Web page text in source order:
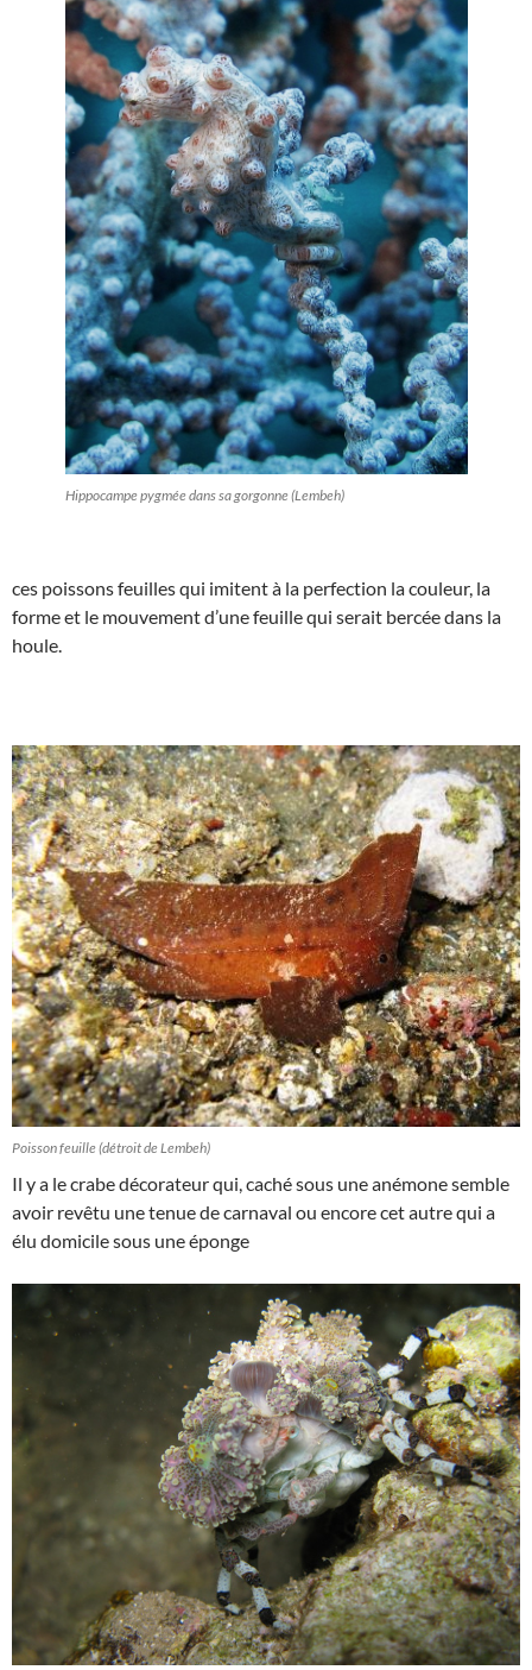
Hippocampe pygmée dans sa gorgonne (Lembeh)
ces poissons feuilles qui imitent à la perfection la couleur, la
forme et le mouvement d’une feuille qui serait bercée dans la
houle.
Poisson feuille (détroit de Lembeh)
Il y a le crabe décorateur qui, caché sous une anémone semble
avoir revêtu une tenue de carnaval ou encore cet autre qui a
élu domicile sous une éponge